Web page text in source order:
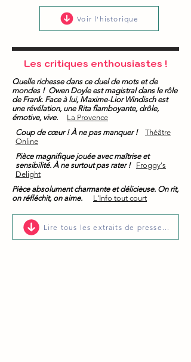
- Pézenas – 21 janvier 2027
- Roquebrune-sur-Argens – 5 février 2027
- Rueil-Malmaison, l’Athénée – 25 février 2027
- Nivelle,  Salle Pierre Arditi – 25 mars 2027
Voir l'historique
Les critiques enthousiastes !
Quelle richesse dans ce duel de mots et de
mondes ! Owen Doyle est magistral dans le rôle
de Frank. Face à lui, Maxime-Lior Windisch est
une révélation, une Rita flamboyante, drôle,
émotive, vive. La Provence
Coup de cœur ! À ne pas manquer ! Théâtre
Online
Pièce magnifique jouée avec maîtrise et
sensibilité. À ne surtout pas rater ! Froggy's
Delight
Pièce absolument charmante et délicieuse. On rit,
on réfléchit, on aime.
L'Info tout court
Lire tous les extraits de presse...